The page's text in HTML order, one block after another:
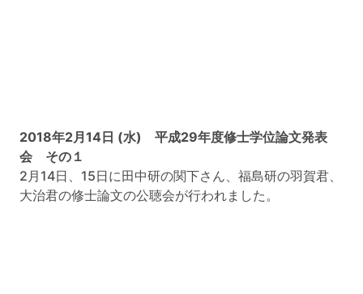
2018年2月14日 (水) 平成29年度修士学位論文発表
会 その１
2月14日、15日に田中研の関下さん、福島研の羽賀君、
大治君の修士論文の公聴会が行われました。